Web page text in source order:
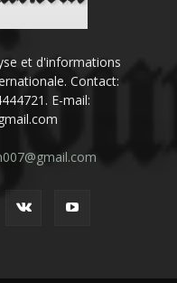
et d'informations
Contact:
E-mail: